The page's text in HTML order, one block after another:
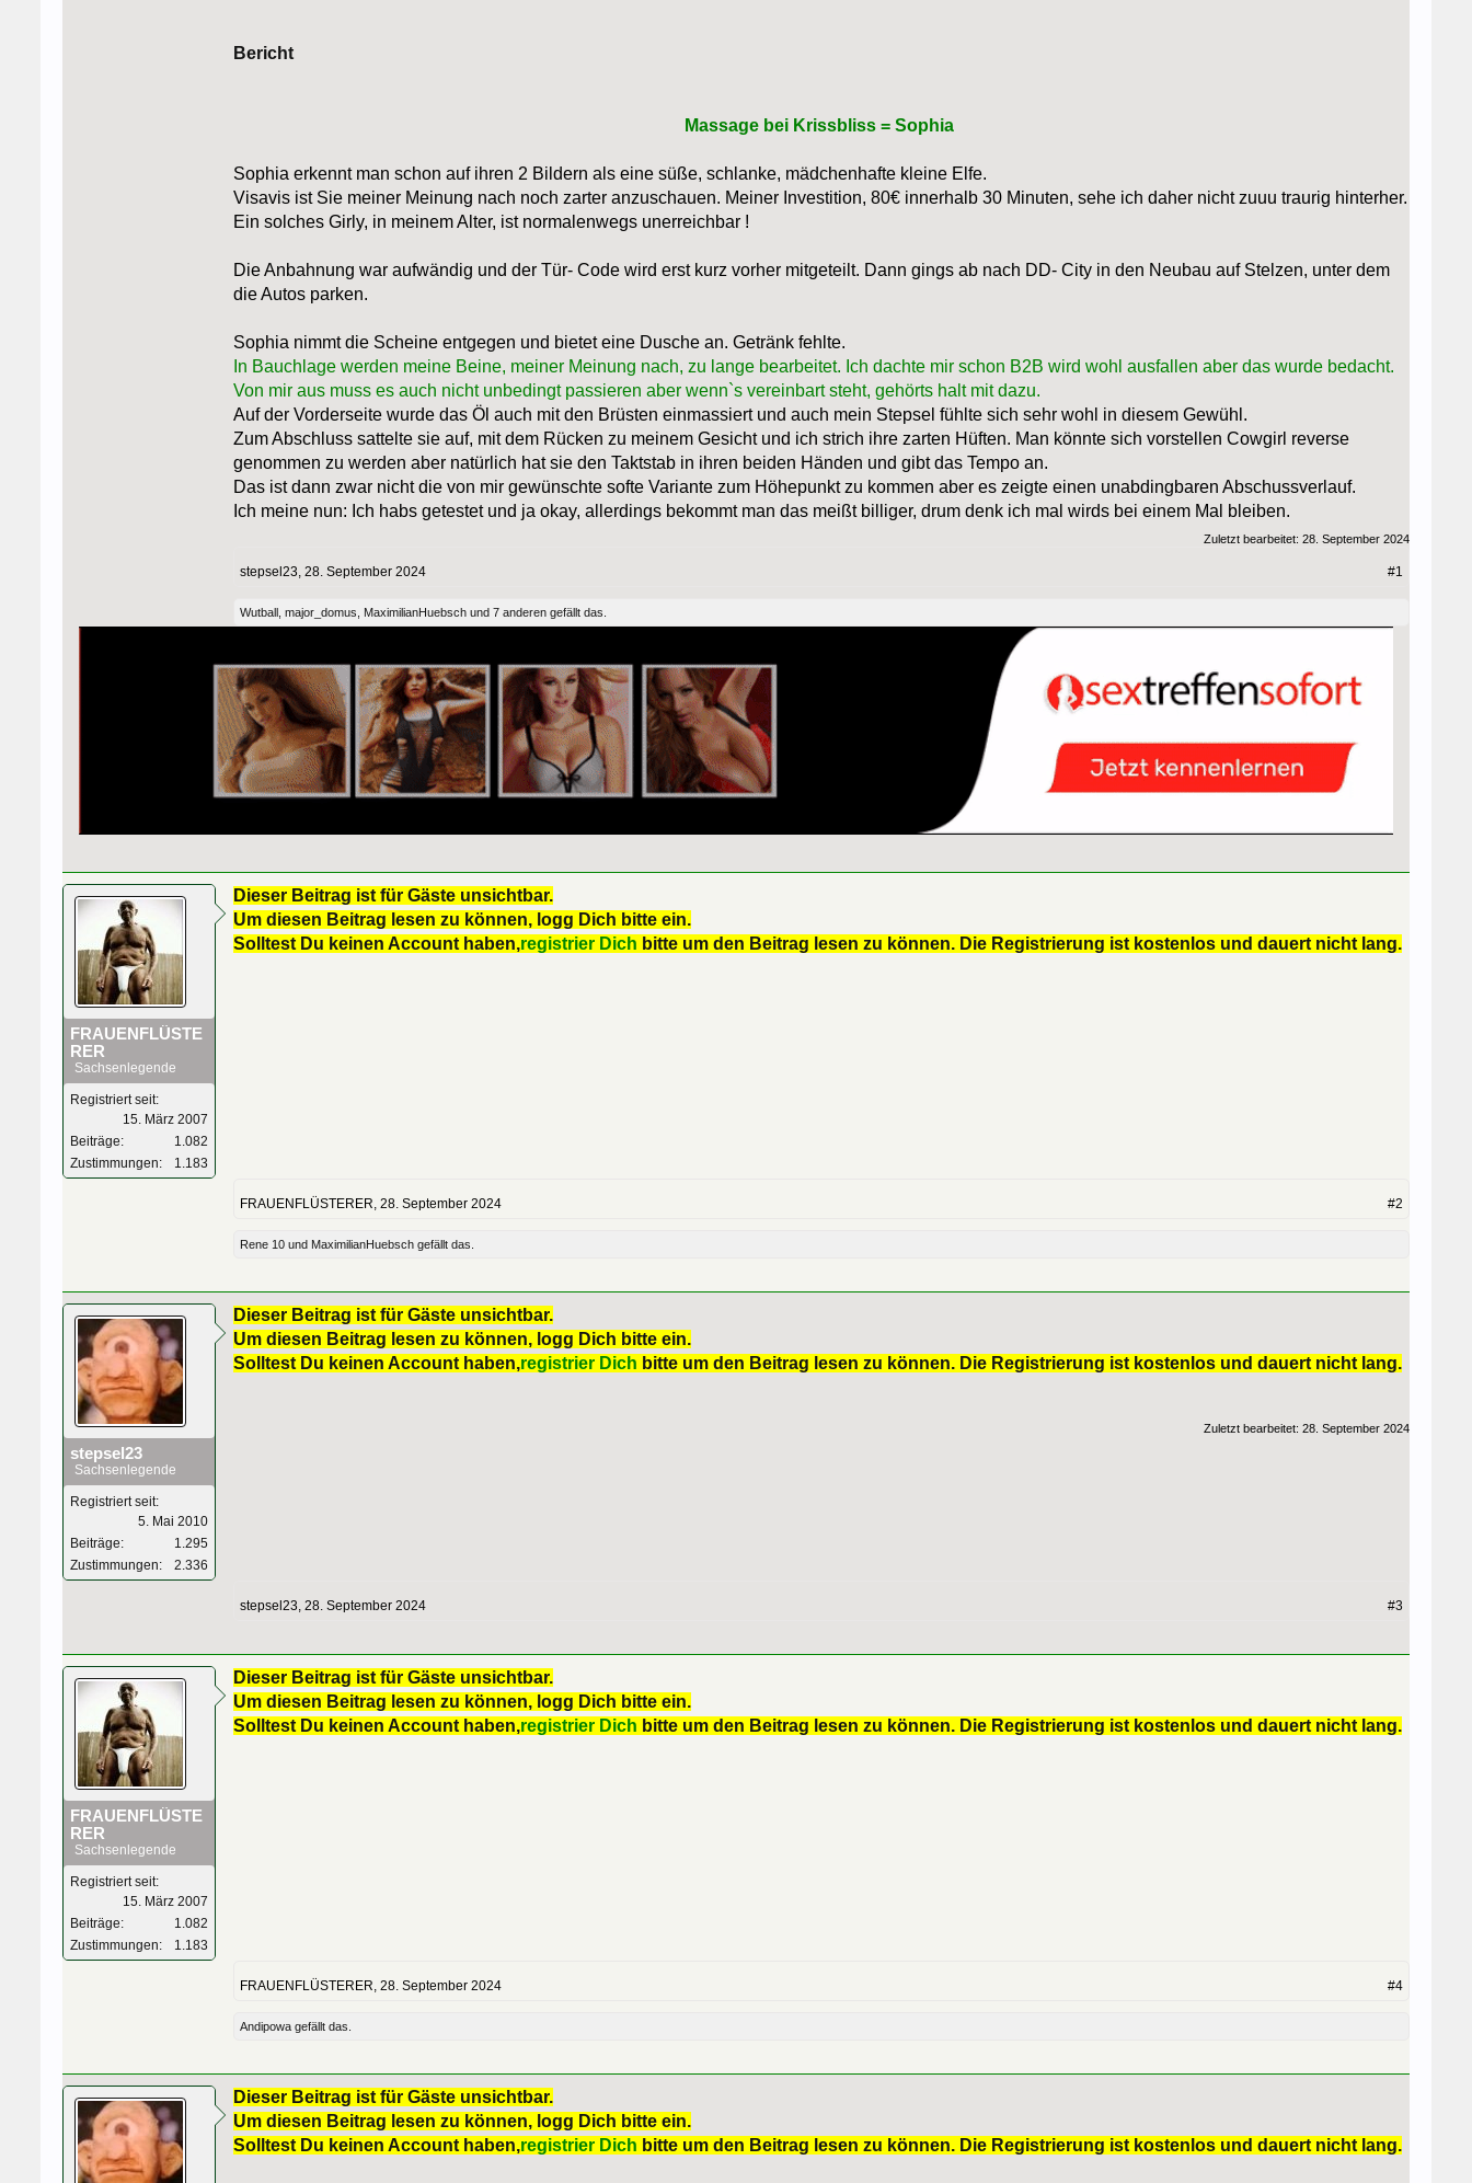
Bericht
Massage bei Krissbliss = Sophia
Sophia erkennt man schon auf ihren 2 Bildern als eine süße, schlanke, mädchenhafte kleine Elfe.
Visavis ist Sie meiner Meinung nach noch zarter anzuschauen. Meiner Investition, 80€ innerhalb 30 Minuten, sehe ich daher nicht zuuu traurig hinterher.
Ein solches Girly, in meinem Alter, ist normalenwegs unerreichbar !
Die Anbahnung war aufwändig und der Tür- Code wird erst kurz vorher mitgeteilt. Dann gings ab nach DD- City in den Neubau auf Stelzen, unter dem
die Autos parken.
Sophia nimmt die Scheine entgegen und bietet eine Dusche an. Getränk fehlte.
In Bauchlage werden meine Beine, meiner Meinung nach, zu lange bearbeitet. Ich dachte mir schon B2B wird wohl ausfallen aber das wurde bedacht.
Von mir aus muss es auch nicht unbedingt passieren aber wenn`s vereinbart steht, gehörts halt mit dazu.
Auf der Vorderseite wurde das Öl auch mit den Brüsten einmassiert und auch mein Stepsel fühlte sich sehr wohl in diesem Gewühl.
Zum Abschluss sattelte sie auf, mit dem Rücken zu meinem Gesicht und ich strich ihre zarten Hüften. Man könnte sich vorstellen Cowgirl reverse
genommen zu werden aber natürlich hat sie den Taktstab in ihren beiden Händen und gibt das Tempo an.
Das ist dann zwar nicht die von mir gewünschte softe Variante zum Höhepunkt zu kommen aber es zeigte einen unabdingbaren Abschussverlauf.
Ich meine nun: Ich habs getestet und ja okay, allerdings bekommt man das meißt billiger, drum denk ich mal wirds bei einem Mal bleiben.
Zuletzt bearbeitet: 28. September 2024
stepsel23 28. September 2024 #1
Wutball major_domus MaximilianHuebsch und 7 anderen gefällt das.
FRAUENFLÜSTE
RER
Sachsenlegende
Registriert seit:
15. März 2007
Beiträge:
1.082
Zustimmungen:
1.183
Dieser Beitrag ist für Gäste unsichtbar.
Um diesen Beitrag lesen zu können, logg Dich bitte ein.
Solltest Du keinen Account haben,registrier Dich bitte um den Beitrag lesen zu können. Die Registrierung ist kostenlos und dauert nicht lang.
FRAUENFLÜSTERER 28. September 2024 #2
Rene 10 und MaximilianHuebsch gefällt das.
stepsel23
Sachsenlegende
Registriert seit:
5. Mai 2010
Beiträge:
1.295
Zustimmungen:
2.336
Dieser Beitrag ist für Gäste unsichtbar.
Um diesen Beitrag lesen zu können, logg Dich bitte ein.
Solltest Du keinen Account haben,registrier Dich bitte um den Beitrag lesen zu können. Die Registrierung ist kostenlos und dauert nicht lang.
Zuletzt bearbeitet: 28. September 2024
stepsel23 28. September 2024 #3
FRAUENFLÜSTE
RER
Sachsenlegende
Registriert seit:
15. März 2007
Beiträge:
1.082
Zustimmungen:
1.183
Dieser Beitrag ist für Gäste unsichtbar.
Um diesen Beitrag lesen zu können, logg Dich bitte ein.
Solltest Du keinen Account haben,registrier Dich bitte um den Beitrag lesen zu können. Die Registrierung ist kostenlos und dauert nicht lang.
FRAUENFLÜSTERER 28. September 2024 #4
Andipowa gefällt das.
Dieser Beitrag ist für Gäste unsichtbar.
Um diesen Beitrag lesen zu können, logg Dich bitte ein.
Solltest Du keinen Account haben,registrier Dich bitte um den Beitrag lesen zu können. Die Registrierung ist kostenlos und dauert nicht lang.